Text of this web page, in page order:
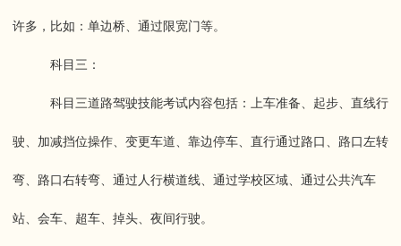
许多，比如：单边桥、通过限宽门等。
科目三：
科目三道路驾驶技能考试内容包括：上车准备、起步、直线行
驶、加减挡位操作、变更车道、靠边停车、直行通过路口、路口左转
弯、路口右转弯、通过人行横道线、通过学校区域、通过公共汽车
站、会车、超车、掉头、夜间行驶。